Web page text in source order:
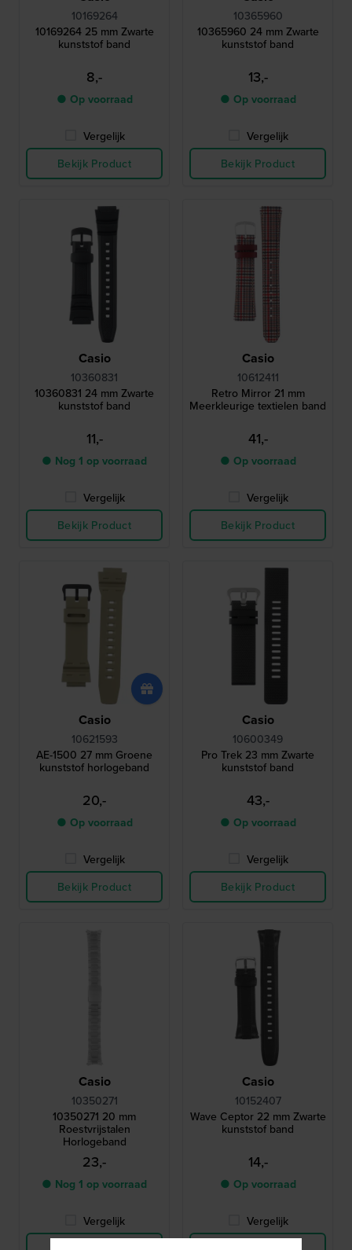
10169264
10169264 25 mm Zwarte
kunststof band
8,-
● Op voorraad
Vergelijk
Bekijk Product
10365960
10365960 24 mm Zwarte
kunststof band
13,-
● Op voorraad
Vergelijk
Bekijk Product
Casio
10360831
10360831 24 mm Zwarte
kunststof band
11,-
● Nog 1 op voorraad
Vergelijk
Bekijk Product
Casio
10612411
Retro Mirror 21 mm
Meerkleurige textielen band
41,-
● Op voorraad
Vergelijk
Bekijk Product
Casio
10621593
AE-1500 27 mm Groene
kunststof horlogeband
20,-
● Op voorraad
Vergelijk
Bekijk Product
Casio
10600349
Pro Trek 23 mm Zwarte
kunststof band
43,-
● Op voorraad
Vergelijk
Bekijk Product
Casio
10350271
10350271 20 mm
Roestvrijstalen
Horlogeband
23,-
● Nog 1 op voorraad
Vergelijk
Casio
10152407
Wave Ceptor 22 mm Zwarte
kunststof band
14,-
● Op voorraad
Vergelijk